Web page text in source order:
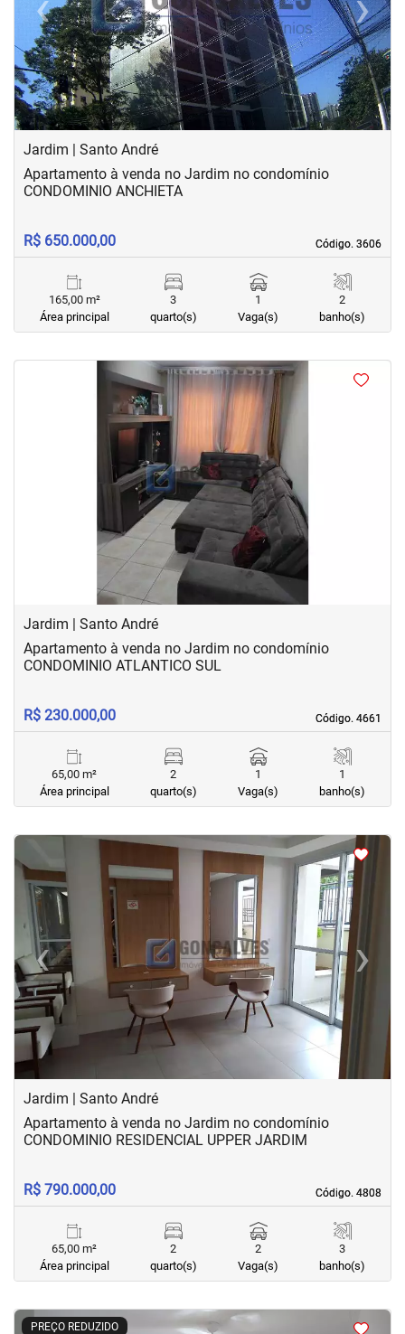
Previous Next
Jardim | Santo André
Código. 3606
Código. 3606
Apartamento à venda no Jardim no condomínio
CONDOMINIO ANCHIETA
R$ 650.000,00
165,00 m²
Área principal
3
quarto(s)
1
Vaga(s)
2
banho(s)
Jardim | Santo André
Código. 4661
Código. 4661
Apartamento à venda no Jardim no condomínio
CONDOMINIO ATLANTICO SUL
R$ 230.000,00
65,00 m²
Área principal
2
quarto(s)
1
Vaga(s)
1
banho(s)
<
‹Previous ›Next
Jardim | Santo André
Código. 4808
Código. 4808
Apartamento à venda no Jardim no condomínio
CONDOMINIO RESIDENCIAL UPPER JARDIM
R$ 790.000,00
65,00 m²
Área principal
2
quarto(s)
2
Vaga(s)
3
banho(s)
PREÇO REDUZIDO
< <<<